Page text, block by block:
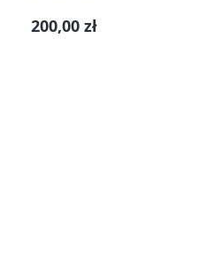
Cena regularna:
200,00 zł